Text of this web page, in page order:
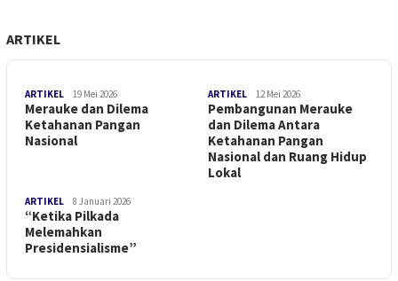
ARTIKEL
ARTIKEL 19 Mei 2026
Merauke dan Dilema
Ketahanan Pangan
Nasional
ARTIKEL 12 Mei 2026
Pembangunan Merauke
dan Dilema Antara
Ketahanan Pangan
Nasional dan Ruang Hidup
Lokal
ARTIKEL 8 Januari 2026
“Ketika Pilkada
Melemahkan
Presidensialisme”